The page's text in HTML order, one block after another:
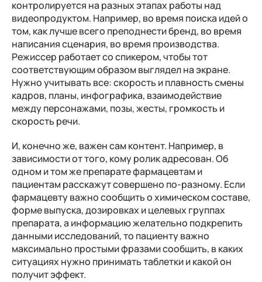
контролируется на разных этапах работы над
видеопродуктом. Например, во время поиска идей о
том, как лучше всего преподнести бренд, во время
написания сценария, во время производства.
Режиссер работает со спикером, чтобы тот
соответствующим образом выглядел на экране.
Нужно учитывать все: скорость и плавность смены
кадров, планы, инфографика, взаимодействие
между персонажами, позы, жесты, громкость и
скорость речи.
И, конечно же, важен сам контент. Например, в
зависимости от того, кому ролик адресован. Об
одном и том же препарате фармацевтам и
пациентам расскажут совершено по-разному. Если
фармацевту важно сообщить о химическом составе,
форме выпуска, дозировках и целевых группах
препарата, а информацию желательно подкрепить
данными исследований, то пациенту важно
максимально простыми фразами сообщить, в каких
ситуациях нужно принимать таблетки и какой он
получит эффект.